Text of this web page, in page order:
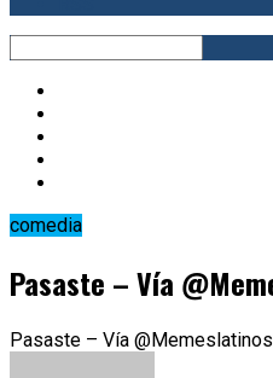
comedia
Pasaste – Vía
Pasaste – Vía